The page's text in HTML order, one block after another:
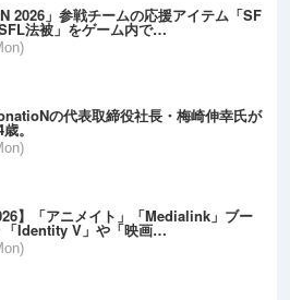
2026」参戦チームの応援アイテム「SF
法被」をゲーム内で…
の代表取締役社長・梅崎伸幸氏が
。
】「アニメイト」「Medialink」ブー
「Identity V」や「映画…